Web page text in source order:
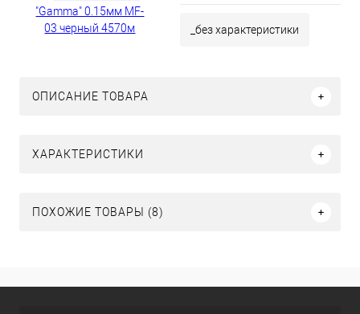
_без характеристики
ОПИСАНИЕ ТОВАРА
ХАРАКТЕРИСТИКИ
ПОХОЖИЕ ТОВАРЫ (8)